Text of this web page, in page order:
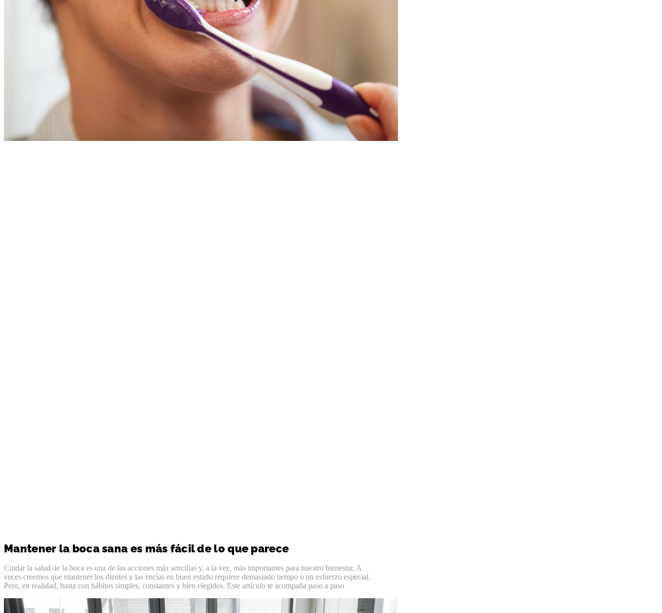
Mantener la boca sana es más fácil de lo que parece
Cuidar la salud de la boca es una de las acciones más sencillas y, a la vez, más importantes para nuestro bienestar. A
veces creemos que mantener los dientes y las encías en buen estado requiere demasiado tiempo o un esfuerzo especial.
Pero, en realidad, basta con hábitos simples, constantes y bien elegidos. Este artículo te acompaña paso a paso